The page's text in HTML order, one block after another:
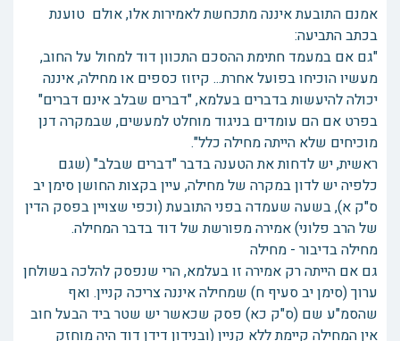
אמנם התובעת איננה מתכחשת לאמירות אלו, אולם טוענת
בכתב התביעה:
"גם אם במעמד חתימת ההסכם התכוון דוד למחול על החוב,
מעשיו הוכיחו בפועל אחרת... קיזוז כספים או מחילה, איננה
יכולה להיעשות בדברים בעלמא, "דברים שבלב אינם דברים"
בפרט אם הם עומדים בניגוד מוחלט למעשים, שבמקרה דנן
מוכיחים שלא הייתה מחילה כלל".
ראשית, יש לדחות את הטענה בדבר "דברים שבלב" (שגם
כלפיה יש לדון במקרה של מחילה, עיין בקצות החושן סימן יב
ס"ק א), בשעה שעמדה בפני התובעת (וכפי שצויין בפסק הדין
של הרב פלוני) אמירה מפורשת של דוד בדבר המחילה.
מחילה בדיבור - מחילה
גם אם הייתה רק אמירה זו בעלמא, הרי שנפסק להלכה בשולחן
ערוך (סימן יב סעיף ח) שמחילה איננה צריכה קניין. ואף
שהסמ"ע שם (ס"ק כא) פסק שכאשר יש שטר ביד הבעל חוב
אין המחילה קיימת ללא קניין (ובנידון דידן דוד היה מוחזק